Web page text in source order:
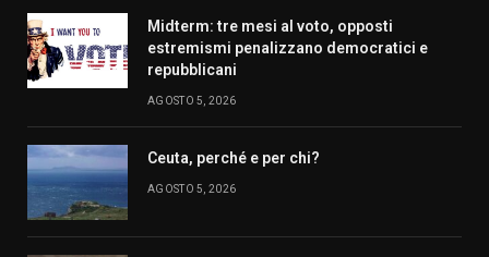
Midterm: tre mesi al voto, opposti
estremismi penalizzano democratici e
repubblicani
AGOSTO 5, 2026
Ceuta, perché e per chi?
AGOSTO 5, 2026